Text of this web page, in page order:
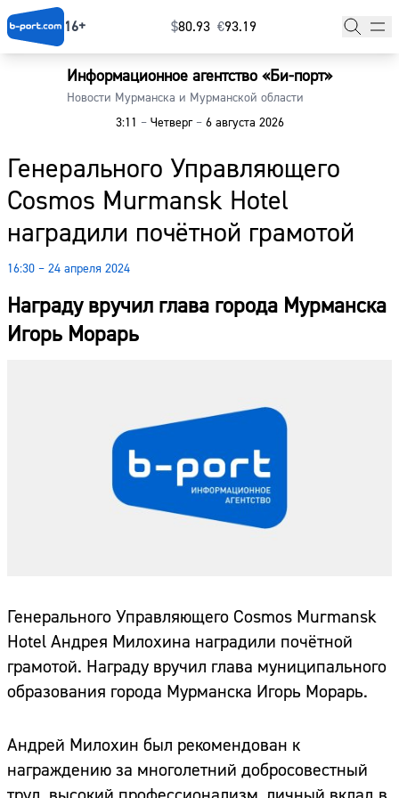
16+ $⁠80.93 €⁠93.19
Информационное агентство «Би-порт»
Новости Мурманска и Мурманской области
3:11 –Четверг –6 августа 2026
Генерального Управляющего
Cosmos Murmansk Hotel
наградили почётной грамотой
16:30 – 24 апреля 2024
Награду вручил глава города Мурманска
Игорь Морарь
Генерального Управляющего Cosmos Murmansk
Hotel Андрея Милохина наградили почётной
грамотой. Награду вручил глава муниципального
образования города Мурманска Игорь Морарь.
Андрей Милохин был рекомендован к
награждению за многолетний добросовестный
Главная
Наши гости
Фоторепортажи
Погода
Курсы валют